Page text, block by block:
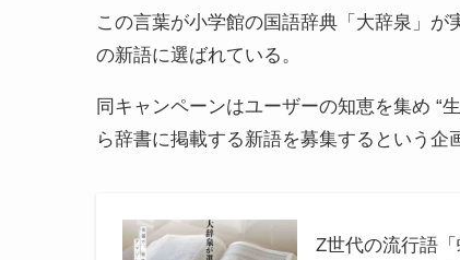
この言葉が小学館の国語辞典「大辞泉」が
の新語に選ばれている。
同キャンペーンはユーザーの知恵を集め “
ら辞書に掲載する新語を募集するという企
Z世代の流行語